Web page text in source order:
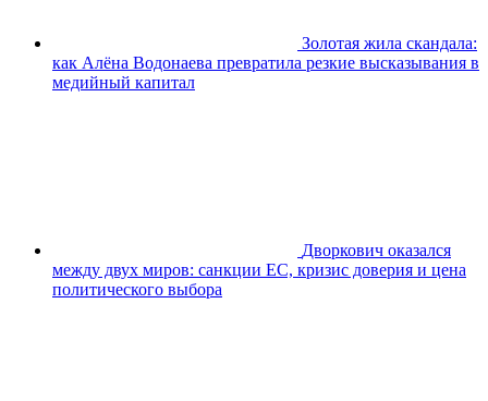
Золотая жила скандала:
как Алёна Водонаева превратила резкие высказывания в
медийный капитал
Дворкович оказался
между двух миров: санкции ЕС, кризис доверия и цена
политического выбора